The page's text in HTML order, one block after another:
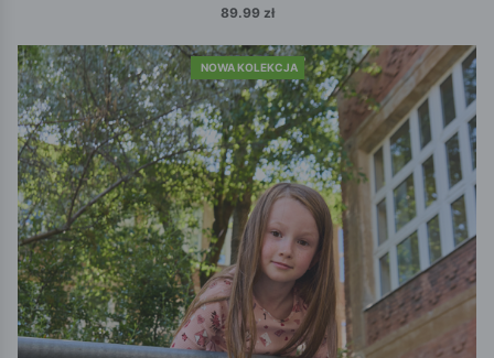
89.99 zł
NOWA KOLEKCJA